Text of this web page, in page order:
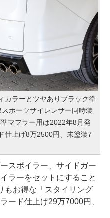
カラーとツヤありブラック塗
ポーツサイレンサー同時装
マフラー用は2022年8月発
仕上げ8万2500円、未塗装7
スポイラー、サイドガー
ラーをセットにすること
もお得な「スタイリング
ード仕上げ29万7000円、